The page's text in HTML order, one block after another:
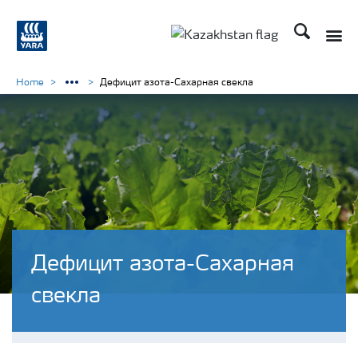
Поиск
Дефицит азота-Сахарная
свекла
Home Дефицит азота-Сахарная свекла